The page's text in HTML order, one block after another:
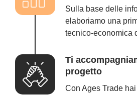
Sulla base delle
elaboriamo una
tecnico-economica
Ti
progetto
Con Ages Trade